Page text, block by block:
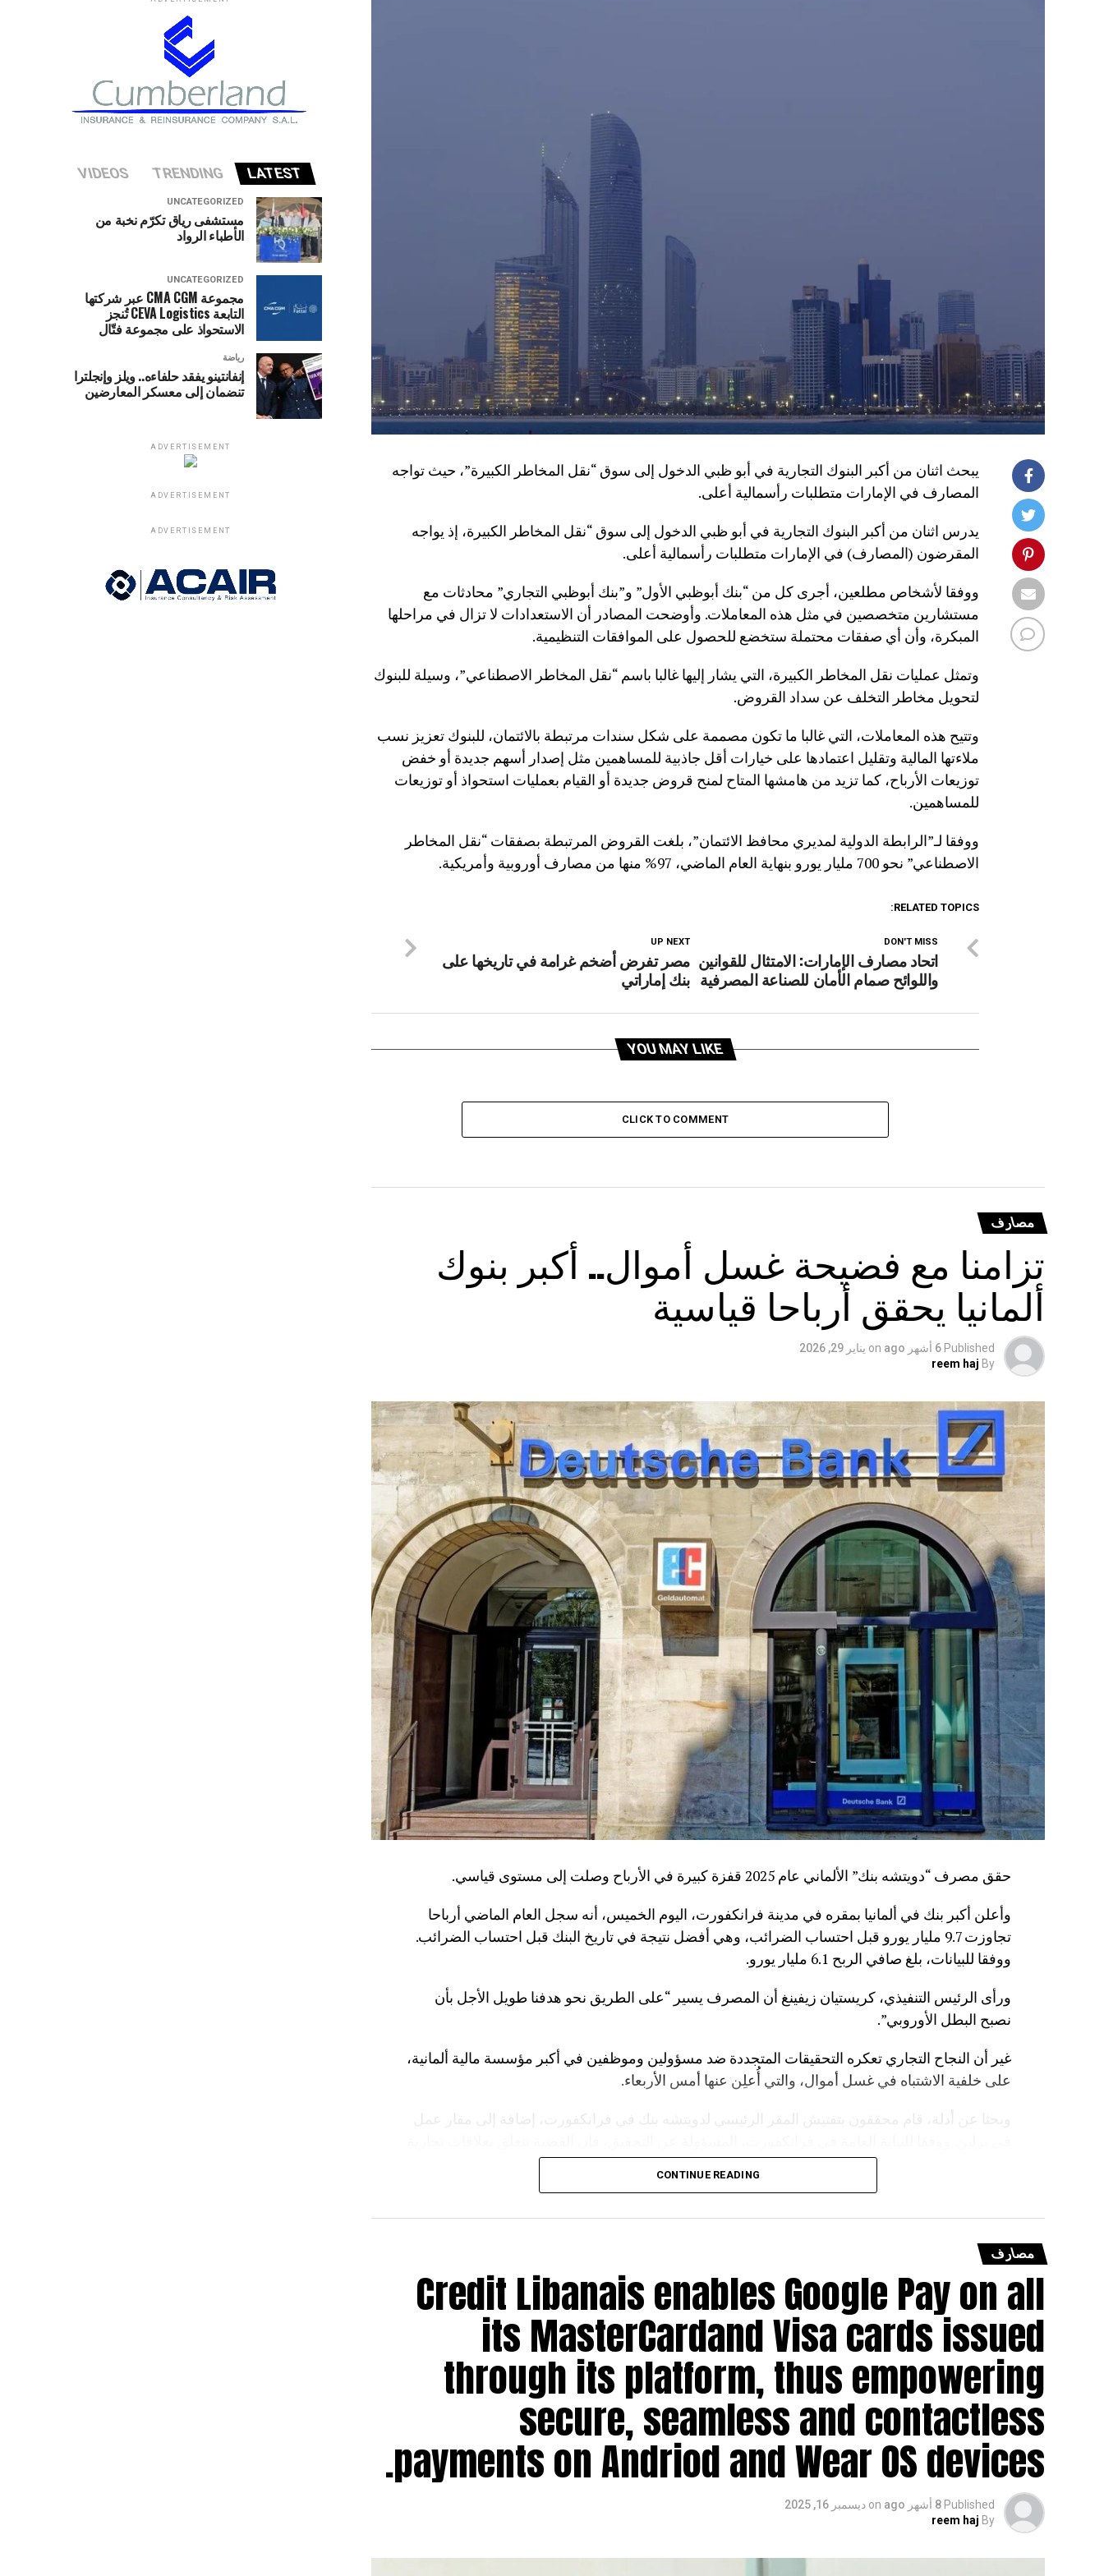
يبحث اثنان من أكبر البنوك التجارية في أبو ظبي الدخول إلى سوق “نقل المخاطر الكبيرة”، حيث تواجه
المصارف في الإمارات متطلبات رأسمالية أعلى.
يدرس اثنان من أكبر البنوك التجارية في أبو ظبي الدخول إلى سوق “نقل المخاطر الكبيرة، إذ يواجه
المقرضون (المصارف) في الإمارات متطلبات رأسمالية أعلى.
ووفقا لأشخاص مطلعين، أجرى كل من “بنك أبوظبي الأول” و”بنك أبوظبي التجاري” محادثات مع
مستشارين متخصصين في مثل هذه المعاملات. وأوضحت المصادر أن الاستعدادات لا تزال في مراحلها
المبكرة، وأن أي صفقات محتملة ستخضع للحصول على الموافقات التنظيمية.
وتمثل عمليات نقل المخاطر الكبيرة، التي يشار إليها غالبا باسم “نقل المخاطر الاصطناعي”، وسيلة للبنوك
لتحويل مخاطر التخلف عن سداد القروض.
وتتيح هذه المعاملات، التي غالبا ما تكون مصممة على شكل سندات مرتبطة بالائتمان، للبنوك تعزيز نسب
ملاءتها المالية وتقليل اعتمادها على خيارات أقل جاذبية للمساهمين مثل إصدار أسهم جديدة أو خفض
توزيعات الأرباح، كما تزيد من هامشها المتاح لمنح قروض جديدة أو القيام بعمليات استحواذ أو توزيعات
للمساهمين.
ووفقا لـ”الرابطة الدولية لمديري محافظ الائتمان”، بلغت القروض المرتبطة بصفقات “نقل المخاطر
الاصطناعي” نحو 700 مليار يورو بنهاية العام الماضي، 97% منها من مصارف أوروبية وأمريكية.
RELATED TOPICS:
UP NEXT
مصر تفرض أضخم غرامة في تاريخها على
بنك إماراتي
DON'T MISS
اتحاد مصارف الإمارات: الامتثال للقوانين
واللوائح صمام الأمان للصناعة المصرفية
YOU MAY LIKE
CLICK TO COMMENT
مصارف
تزامنا مع فضيحة غسل أموال.. أكبر بنوك
ألمانيا يحقق أرباحا قياسية
Published 6 أشهر ago on يناير 29, 2026
By
reem haj
حقق مصرف “دويتشه بنك” الألماني عام 2025 قفزة كبيرة في الأرباح وصلت إلى مستوى قياسي.
وأعلن أكبر بنك في ألمانيا بمقره في مدينة فرانكفورت، اليوم الخميس، أنه سجل العام الماضي أرباحا
تجاوزت 9.7 مليار يورو قبل احتساب الضرائب، وهي أفضل نتيجة في تاريخ البنك قبل احتساب الضرائب.
ووفقا للبيانات، بلغ صافي الربح 6.1 مليار يورو.
ورأى الرئيس التنفيذي، كريستيان زيفينغ أن المصرف يسير “على الطريق نحو هدفنا طويل الأجل بأن
نصبح البطل الأوروبي”.
غير أن النجاح التجاري تعكره التحقيقات المتجددة ضد مسؤولين وموظفين في أكبر مؤسسة مالية ألمانية،
على خلفية الاشتباه في غسل أموال، والتي أُعلِن عنها أمس الأربعاء.
وبحثا عن أدلة، قام محققون بتفتيش المقر الرئيسي لدويتشه بنك في فرانكفورت، إضافة إلى مقار عمل
سابقة مع شركات أجنبية يشتبه في تورطها في غسل أموال.
صافي الربح العائد إلى المساهمين حوالي 2.7 مليار يورو. ويعزى تراجع الأرباح آنذاك بالدرجة الأولى إلى
تعويضات دُفعت لمساهمين سابقين في “بوست بنك”.
CONTINUE READING
مصارف
Credit Libanais enables Google Pay on all
its MasterCardand Visa cards issued
through its platform, thus empowering
secure, seamless and contactless
payments on Andriod and Wear OS devices.
Published 8 أشهر ago on ديسمبر 16, 2025
By
reem haj
LATEST
TRENDING
VIDEOS
UNCATEGORIZED
مستشفى رياق تكرّم نخبة من
الأطباء الرواد
UNCATEGORIZED
مجموعة CMA CGM عبر شركتها
التابعة CEVA Logistics تُنجز
الاستحواذ على مجموعة فتّال
رياضة
إنفانتينو يفقد حلفاءه.. ويلز وإنجلترا
تنضمان إلى معسكر المعارضين
ADVERTISEMENT
ADVERTISEMENT
ADVERTISEMENT